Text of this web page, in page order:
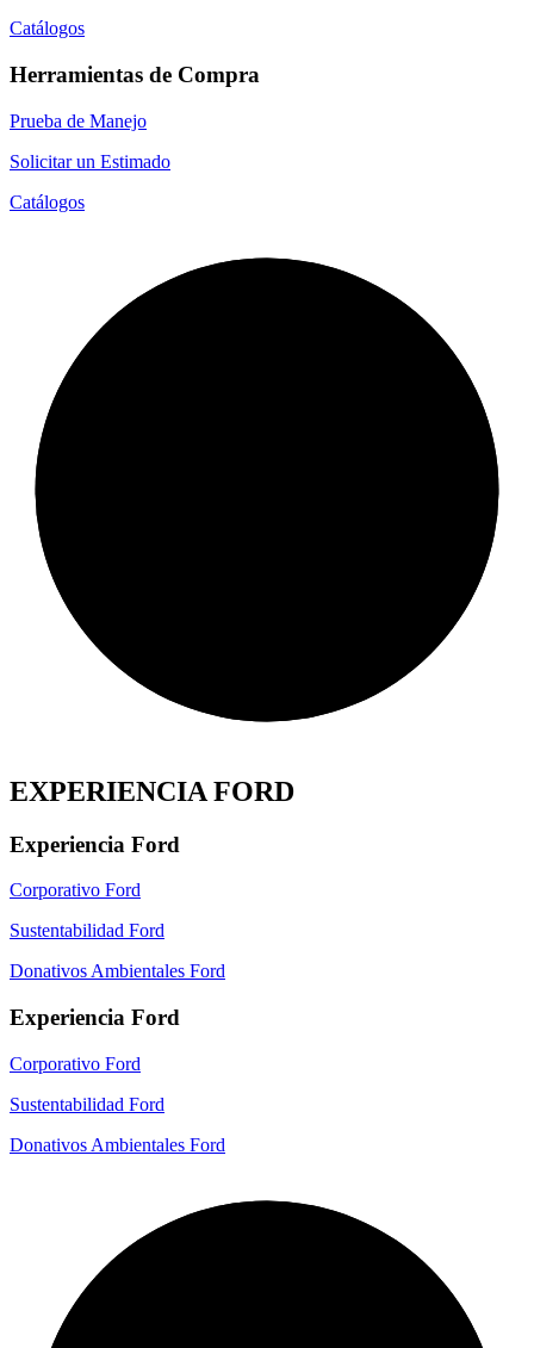
Catálogos
Herramientas de Compra
Prueba de Manejo
Solicitar un Estimado
Catálogos
EXPERIENCIA FORD
Experiencia Ford
Corporativo Ford
Sustentabilidad Ford
Donativos Ambientales Ford
Experiencia Ford
Corporativo Ford
Sustentabilidad Ford
Donativos Ambientales Ford